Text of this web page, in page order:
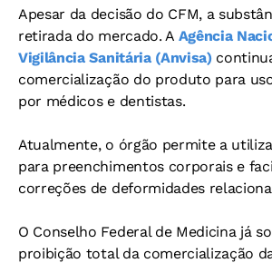
Apesar da decisão do CFM, a
retirada do mercado.A Agência
Vigilância Sanitária (Anvisa)
comercialização do produto para
por médicos e dentistas.
Atualmente, o órgão permite a
para preenchimentos corporais e
correções de deformidades
O Conselho Federal de Medicina já
proibição total da comercialização